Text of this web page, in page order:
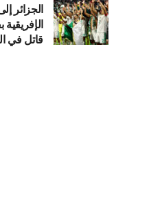
الجزائر
قاتل في